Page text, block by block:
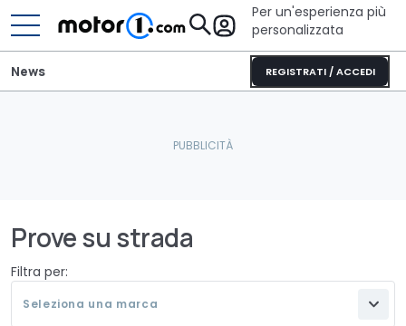
Per un'esperienza più
personalizzata
REGISTRATI / ACCEDI
News
Prove su strada
Filtra per:
Seleziona una marca